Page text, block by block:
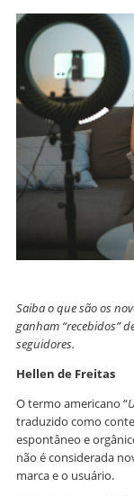
Saiba o que são os
ganham “recebidos”
seguidores.
Hellen de Freitas
O termo americano “
traduzido como
espontâneo e
não é considerada
marca e o usuário.